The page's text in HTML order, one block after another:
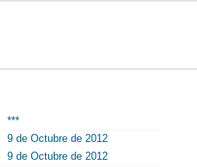
***
9 de Octubre de 2012
9 de Octubre de 2012